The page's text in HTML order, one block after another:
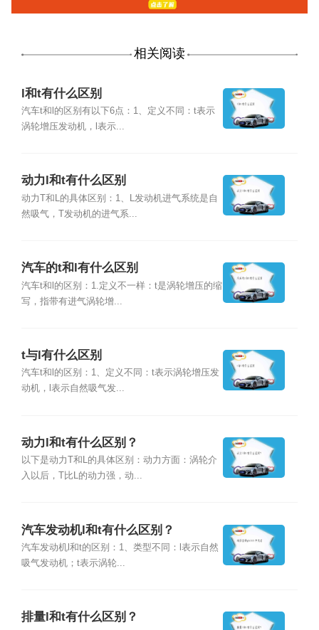
相关阅读
l和t有什么区别
汽车t和l的区别有以下6点：1、定义不同：t表示
涡轮增压发动机，l表示...
动力l和t有什么区别
动力T和L的具体区别：1、L发动机进气系统是自
然吸气，T发动机的进气系...
汽车的t和l有什么区别
汽车t和l的区别：1.定义不一样：t是涡轮增压的缩
写，指带有进气涡轮增...
t与l有什么区别
汽车t和l的区别：1、定义不同：t表示涡轮增压发
动机，l表示自然吸气发...
动力l和t有什么区别？
以下是动力T和L的具体区别：动力方面：涡轮介
入以后，T比L的动力强，动...
汽车发动机l和t有什么区别？
汽车发动机l和t的区别：1、类型不同：l表示自然
吸气发动机；t表示涡轮...
排量l和t有什么区别？